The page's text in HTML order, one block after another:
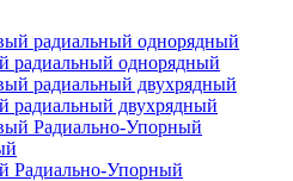
радиальный однорядный
радиальный двухрядный
Радиально-Упорный